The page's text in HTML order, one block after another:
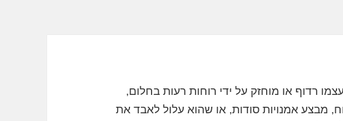
רדוף או מוחזק על ידי רוחות רעות בחלום,
מבצע אמנויות סודות, או שהוא עלול לאבד את